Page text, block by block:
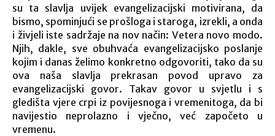
su ta slavlja uvijek evangelizacijski motivirana, da
bismo, spominjući se prošloga i staroga, izrekli, a onda
i živjeli iste sadržaje na nov način: Vetera novo modo.
Njih, dakle, sve obuhvaća evangelizacijsko poslanje
kojim i danas želimo konkretno odgovoriti, tako da su
ova naša slavlja prekrasan povod upravo za
evangelizacijski govor. Takav govor u svjetlu i s
gledišta vjere crpi iz povijesnoga i vremenitoga, da bi
navijestio neprolazno i vječno, već započeto u
vremenu.